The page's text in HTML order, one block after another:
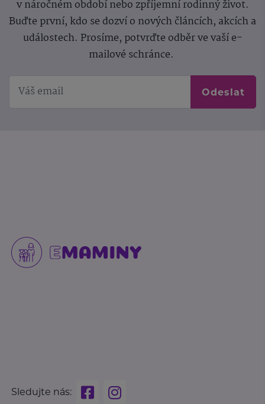
v náročném období nebo zpříjemní rodinný život.
Buďte první, kdo se dozví o nových článcích, akcích a
událostech. Prosíme, potvrďte odběr ve vaší e-
mailové schránce.
Odeslat
Sledujte nás: